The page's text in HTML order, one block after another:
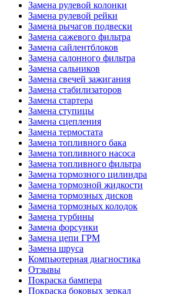
Замена рулевой колонки
Замена рулевой рейки
Замена рычагов подвески
Замена сажевого фильтра
Замена сайлентблоков
Замена салонного фильтра
Замена сальников
Замена свечей зажигания
Замена стабилизаторов
Замена стартера
Замена ступицы
Замена сцепления
Замена термостата
Замена топливного бака
Замена топливного насоса
Замена топливного фильтра
Замена тормозного цилиндра
Замена тормозной жидкости
Замена тормозных дисков
Замена тормозных колодок
Замена турбины
Замена форсунки
Замена цепи ГРМ
Замена шруса
Компьютерная диагностика
Отзывы
Покраска бампера
Покраска боковых зеркал